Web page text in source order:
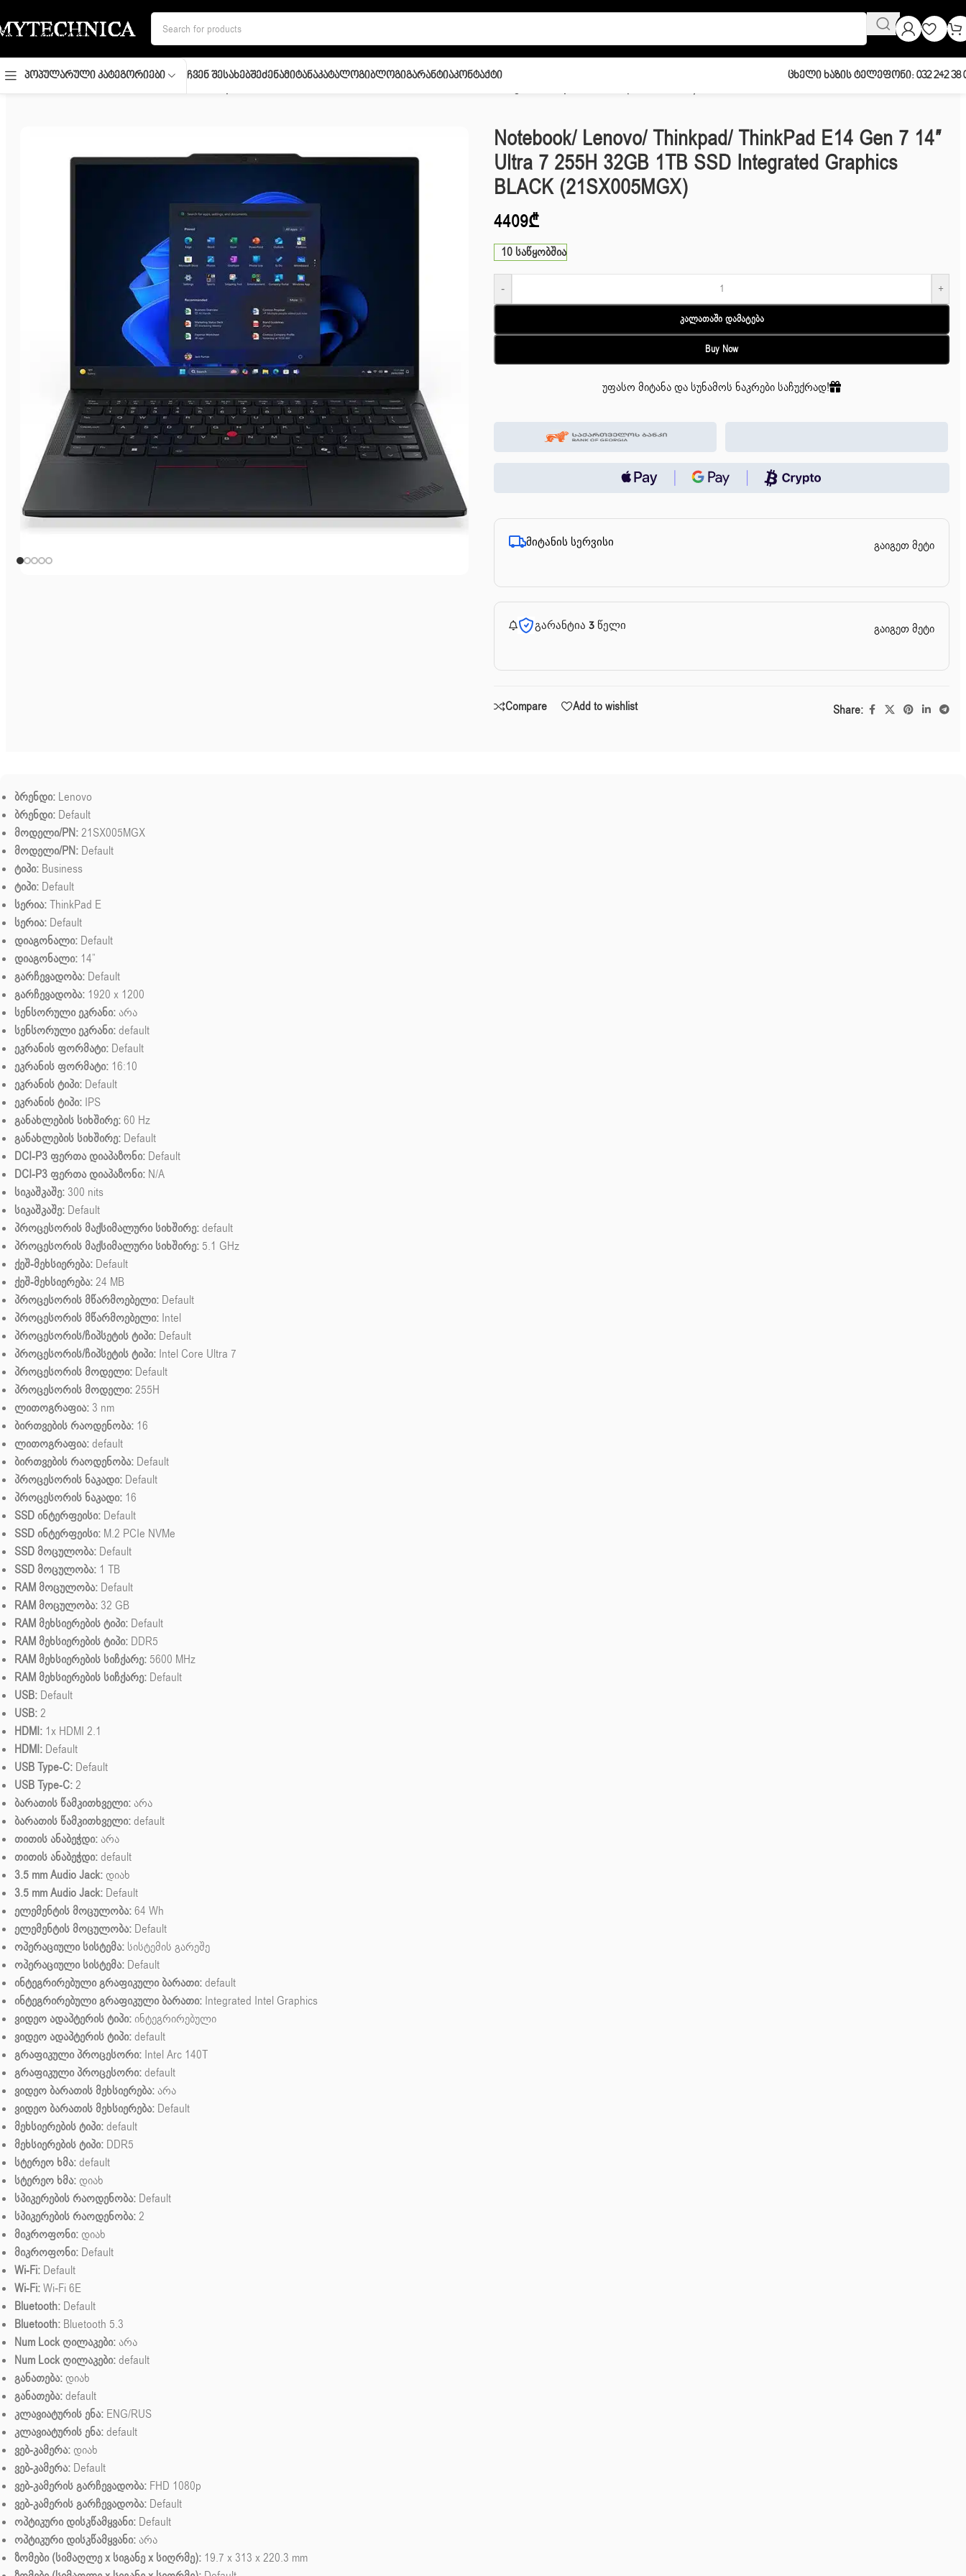
Skip to main content
Პოპულარული Კატეგორიები Ჩვენ ᲨესახებᲨეძენაᲛიტანაᲙატალოგიᲑლოგიᲒარანტიაᲙონტაქტი Ცხელი Ხაზის Ტელეფონი: 032 242 38
Notebook/ Lenovo/ Thinkpad/ ThinkPad E14 Gen 7 14″
Ultra 7 255H 32GB 1TB SSD Integrated Graphics
BLACK (21SX005MGX)
4409₾
10 საწყობშია
- +
Კალათაში Დამატება
Buy Now
უფასო მიტანა და სუნამოს ნაკრები საჩუქრად!
მიტანის სერვისი გაიგეთ მეტი
გარანტია 3 წელი გაიგეთ მეტი
Compare Add to wishlist Share:
ბრენდი: Lenovo
ბრენდი: Default
მოდელი/PN:21SX005MGX
მოდელი/PN: Default
ტიპი: Business
ტიპი: Default
სერია:ThinkPad E
სერია: Default
დიაგონალი: Default
დიაგონალი: 14”
გარჩევადობა: Default
გარჩევადობა: 1920 x 1200
სენსორული ეკრანი:არა
სენსორული ეკრანი:default
ეკრანის ფორმატი: Default
ეკრანის ფორმატი: 16:10
ეკრანის ტიპი: Default
ეკრანის ტიპი: IPS
განახლების სიხშირე:60 Hz
განახლების სიხშირე: Default
DCI-P3 ფერთა დიაპაზონი: Default
DCI-P3 ფერთა დიაპაზონი: N/A
სიკაშკაშე: 300 nits
სიკაშკაშე: Default
პროცესორის მაქსიმალური სიხშირე:default
პროცესორის მაქსიმალური სიხშირე: 5.1 GHz
ქეშ-მეხსიერება: Default
ქეშ-მეხსიერება:24 MB
პროცესორის მწარმოებელი: Default
პროცესორის მწარმოებელი: Intel
პროცესორის/ჩიპსეტის ტიპი: Default
პროცესორის/ჩიპსეტის ტიპი: Intel Core Ultra 7
პროცესორის მოდელი: Default
პროცესორის მოდელი:255H
ლითოგრაფია: 3 nm
ბირთვების რაოდენობა: 16
ლითოგრაფია:default
ბირთვების რაოდენობა: Default
პროცესორის ნაკადი: Default
პროცესორის ნაკადი: 16
SSD ინტერფეისი: Default
SSD ინტერფეისი: M.2 PCIe NVMe
SSD მოცულობა: Default
SSD მოცულობა: 1 TB
RAM მოცულობა: Default
RAM მოცულობა: 32 GB
RAM მეხსიერების ტიპი: Default
RAM მეხსიერების ტიპი: DDR5
RAM მეხსიერების სიჩქარე: 5600 MHz
RAM მეხსიერების სიჩქარე: Default
USB: Default
USB:2
HDMI: 1x HDMI 2.1
HDMI: Default
USB Type-C: Default
USB Type-C:2
ბარათის წამკითხველი:არა
ბარათის წამკითხველი:default
თითის ანაბეჭდი:არა
თითის ანაბეჭდი:default
3.5 mm Audio Jack: დიახ
3.5 mm Audio Jack: Default
ელემენტის მოცულობა:64 Wh
ელემენტის მოცულობა: Default
ოპერაციული სისტემა: სისტემის გარეშე
ოპერაციული სისტემა: Default
ინტეგრირებული გრაფიკული ბარათი:default
ინტეგრირებული გრაფიკული ბარათი: Integrated Intel Graphics
ვიდეო ადაპტერის ტიპი:ინტეგრირებული
ვიდეო ადაპტერის ტიპი:default
გრაფიკული პროცესორი: Intel Arc 140T
გრაფიკული პროცესორი:default
ვიდეო ბარათის მეხსიერება:არა
ვიდეო ბარათის მეხსიერება: Default
მეხსიერების ტიპი:default
მეხსიერების ტიპი: DDR5
სტერეო ხმა:default
სტერეო ხმა: დიახ
სპიკერების რაოდენობა: Default
სპიკერების რაოდენობა:2
მიკროფონი: დიახ
მიკროფონი: Default
Wi-Fi: Default
Wi-Fi:Wi‑Fi 6E
Bluetooth: Default
Bluetooth: Bluetooth 5.3
Num Lock ღილაკები:არა
Num Lock ღილაკები:default
განათება: დიახ
განათება:default
კლავიატურის ენა: ENG/RUS
კლავიატურის ენა:default
ვებ-კამერა: დიახ
ვებ-კამერა: Default
ვებ-კამერის გარჩევადობა: FHD 1080p
ვებ-კამერის გარჩევადობა: Default
ოპტიკური დისკწამყვანი: Default
ოპტიკური დისკწამყვანი:არა
ზომები (სიმაღლე x სიგანე x სიღრმე): 19.7 x 313 x 220.3 mm